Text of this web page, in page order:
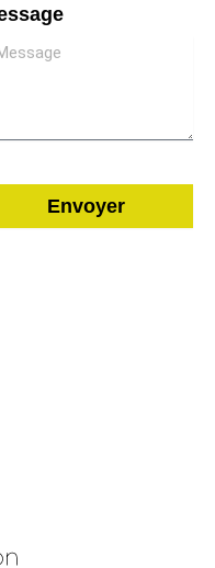
Envoyer